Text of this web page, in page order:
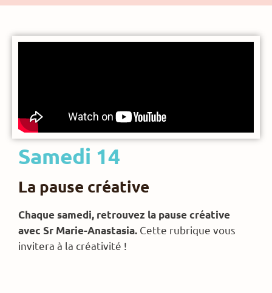
Samedi 14
La pause créative
Chaque samedi, retrouvez la pause créative
avec Sr Marie-Anastasia. Cette rubrique vous
invitera à la créativité !